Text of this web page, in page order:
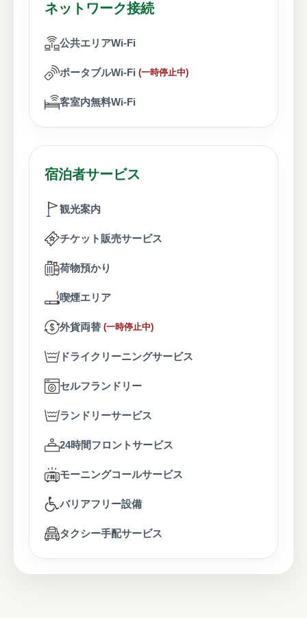
ネットワーク接続
公共エリアWi-Fi
ポータブルWi-Fi (一時停止中)
客室内無料Wi-Fi
宿泊者サービス
観光案内
チケット販売サービス
荷物預かり
喫煙エリア
外貨両替 (一時停止中)
ドライクリーニングサービス
セルフランドリー
ランドリーサービス
24時間フロントサービス
モーニングコールサービス
バリアフリー設備
タクシー手配サービス